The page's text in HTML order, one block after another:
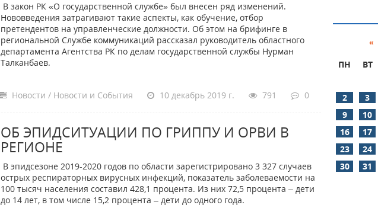
В закон РК «О государственной службе» был внесен ряд изменений.
Нововведения затрагивают такие аспекты, как обучение, отбор
претендентов на управленческие должности. Об этом на брифинге в
региональной Службе коммуникаций рассказал руководитель областного
департамента Агентства РК по делам государственной службы Нурман
Талканбаев.
Новости / Новости и События 10 декабрь 2019 г. 791 0
ОБ ЭПИДСИТУАЦИИ ПО ГРИППУ И ОРВИ В
РЕГИОНЕ
В эпидсезоне 2019-2020 годов по области зарегистрировано 3 327 случаев
острых респираторных вирусных инфекций, показатель заболеваемости на
100 тысяч населения составил 428,1 процента. Из них 72,5 процента – дети
до 14 лет, в том числе 15,2 процента – дети до одного года.
«
ПН
ВТ
2
3
9
10
16
17
23
24
30
31